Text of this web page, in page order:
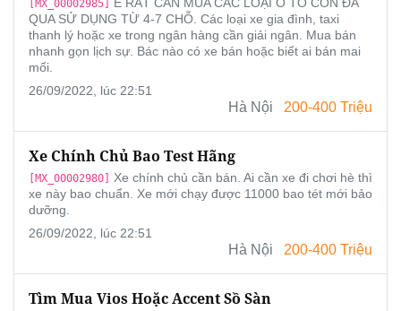
[MX_00002985]
QUA SỬ DỤNG TỪ 4-7 CHỖ. Các loại xe gia đình, taxi
thanh lý hoặc xe trong ngân hàng cần giải ngân. Mua bán
nhanh gọn lịch sự. Bác nào có xe bán hoặc biết ai bán mai
mối.
26/09/2022, lúc 22:51
Hà Nội 200-400 Triệu
Xe Chính Chủ Bao Test Hãng
[MX_00002980] Xe chính chủ cần bán. Ai cần xe đi chơi hè thì
xe này bao chuẩn. Xe mới chạy được 11000 bao tét mới bảo
dưỡng.
26/09/2022, lúc 22:51
Hà Nội 200-400 Triệu
Tìm Mua Vios Hoặc Accent Sồ Sàn